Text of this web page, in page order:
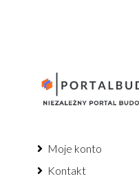
Moje konto
Kontakt